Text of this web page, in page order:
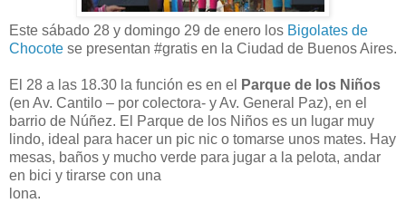
Este sábado 28 y domingo 29 de enero los Bigolates de
Chocote se presentan #gratis en la Ciudad de Buenos Aires.
El 28 a las 18.30 la función es en el
Parque de los Niños
(en Av. Cantilo – por colectora- y Av. General Paz), en el
barrio de Núñez. El Parque de los Niños es un lugar muy
lindo, ideal para hacer un pic nic o tomarse unos mates. Hay
mesas, baños y mucho verde para jugar a la pelota, andar
en bici y tirarse con una
lona.